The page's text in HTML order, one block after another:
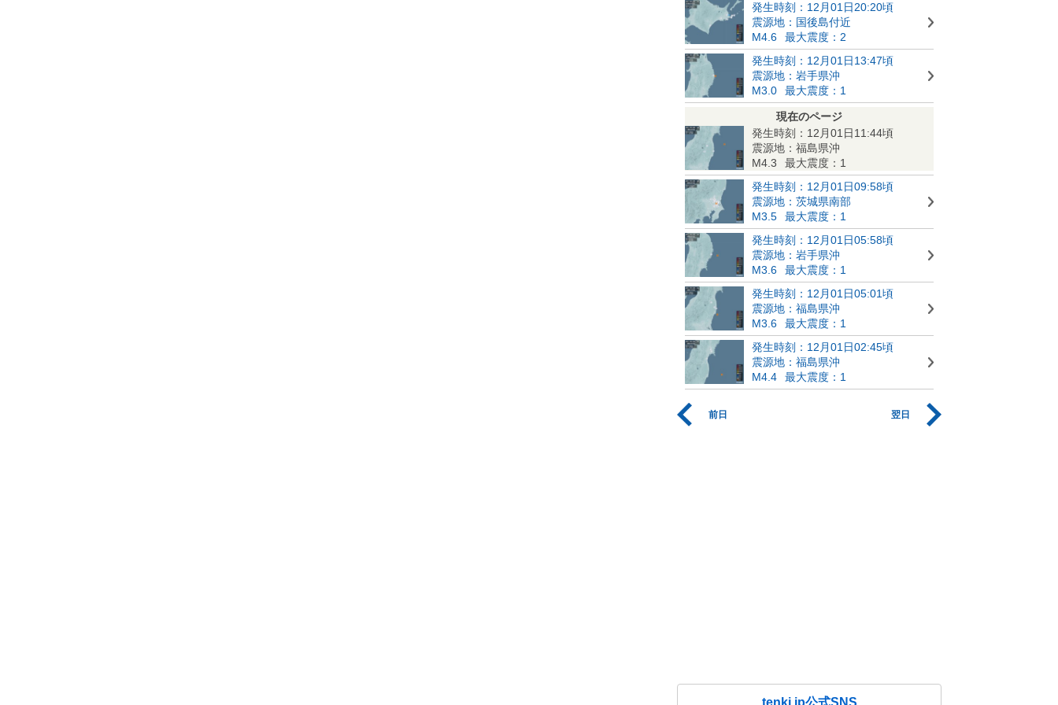
発生時刻：12月01日20:20頃
震源地：国後島付近
M4.6
最大震度：2
発生時刻：12月01日13:47頃
震源地：岩手県沖
M3.0
最大震度：1
現在のページ
発生時刻：12月01日11:44頃
震源地：福島県沖
M4.3
最大震度：1
発生時刻：12月01日09:58頃
震源地：茨城県南部
M3.5
最大震度：1
発生時刻：12月01日05:58頃
震源地：岩手県沖
M3.6
最大震度：1
発生時刻：12月01日05:01頃
震源地：福島県沖
M3.6
最大震度：1
発生時刻：12月01日02:45頃
震源地：福島県沖
M4.4
最大震度：1
前日 翌日
tenki.jp公式SNS